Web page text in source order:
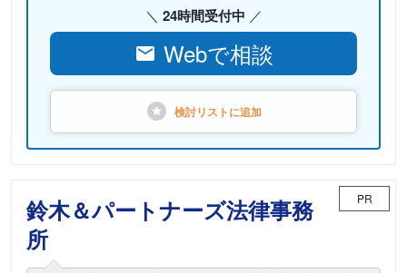
24時間受付中
Webで相談
検討リストに追加
鈴木＆パートナーズ法律事務
所
PR